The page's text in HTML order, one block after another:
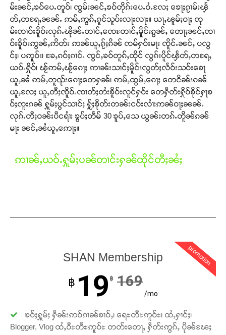
မ်းၼင်ႇၶဝ်​​ပေႉတူဝ်၊ ၸွမ်းၼင်ႇၶဝ်တိုၵ်း​​ပေႉဝႆႉလႄႈ ​​ၶေႃႈၵႂၢမ်းၾႅ
တ်ႇတရႄႇၼၼ်ႉ ဢမ်ႇဢွၵ်ႇၵူင်သူပ်းလႃးလႃး။ ယႃႇၽူမ်ႈဝႃႈ ၸု
မ်းၸၢဝ်းၶိူဝ်းလုၵ်ႉၽိုၼ်ႉတၢင်ႇ​​ၸေႊတၢင်ႇမိူင်းၵွၼ်ႇ ​​တေႃႈၼင်ႇၸၢ
ဝ်းၶိူဝ်းဢွၼ်ႇဢိတ်း ဢၼ်ယူႇၵႂ်ႈၵိၼ် ၸမ်ႁဝ်းမႃး ၸိူင်ႉၼင်ႇ ပလွ
င်ႈ၊ ပဢူဝ်း၊ ၶႄႇၵဝ်ႈၵၢင်ႉ ၸွင်ႇၶဝ်တူၵ်ႇထိုင် လွၵ်းပိူင်ၾႅတ်ႇတရႄႇ
ယဝ်ႉႁိုဝ်၊ ၽႂ်ဢမ်ႇၽႂ်​​ၵေႃႈ ဢၢၼ်းသၢင်ႈမိူင်းလွတ်ႈလႅဝ်းသဝ်း​​ၶေႃ
ယူႇၼႆ ဢမ်ႇတူၺ်း​​ၵေႃႈ​​တေႁၼ်၊ ဢမ်ႇထွမ်ႇ​​ၵေႃႈ ​​တေငိၼ်းၵၼ်
ယူႇလႄႈ ယူႇတီႈၸိူဝ်ႉၸၢတ်ႈတႆးၶိူဝ်းလူင်ႁဝ်း ​​တေႁဵတ်းႁိုဝ်ၶိုင်ႁႃၶ
ဝ်ႈၸူးၵၼ် ႁူမ်ႈပွင်သၢင်ႈ ႁႂ်ႈၶိုတ်းတၼ်းငဝ်းလၢႆးဢၼ်ဝႃႈၼၼ်ႉ
လုၵ်ႉတီႈဝၼ်းပီငရၢႆး ၶွပ်ႈတဵမ် 30 ၶူပ်ႇ​​သေ ယွၼ်းတၵ်ႉတိူၼ်ၵၼ်
မႃး ၼင်ႇၼႆယူႇ​​ဢေႃႈ။
ဢၢၼ်ႇယဝ်ႉႁူမ်ႈပၼ်တၢင်းႁၼ်ထိုင်တီႈၼႆႈ
promotion
SHAN Membership
฿ 19 ฿ 169
/mo
ၶဝ်ႈႁူမ်ႈ ႁဵၼ်းဢဝ်ၵၢၼ်ၶၢဝ်ႇ၊ ရေႊတီႊဢူဝ်ႊ၊ ထႆႇႁၢင်ႈ၊
Blogger, Vlog ထႆႇဝီႊတီႊဢူဝ်ႊ တတ်းတေႃႇ ႁဵတ်းဢွၵ်ႇ ပိုၼ်ၽႄႈ